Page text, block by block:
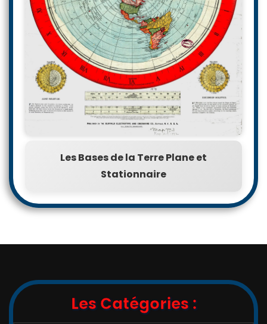
Les Bases de la Terre Plane et
Stationnaire
Les Catégories :